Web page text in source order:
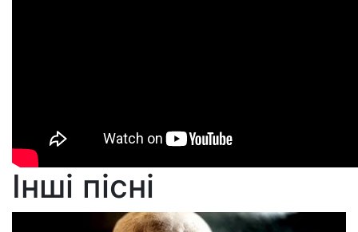
Інші пісні